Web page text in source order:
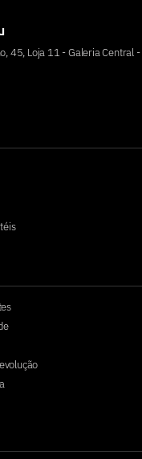
45, Loja 11 - Galeria Central